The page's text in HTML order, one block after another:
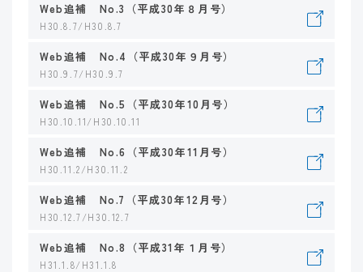
Web追補 No.3（平成30年８月号）
H30.8.7/H30.8.7
Web追補 No.4（平成30年９月号）
H30.9.7/H30.9.7
Web追補 No.5（平成30年10月号）
H30.10.11/H30.10.11
Web追補 No.6（平成30年11月号）
H30.11.2/H30.11.2
Web追補 No.7（平成30年12月号）
H30.12.7/H30.12.7
Web追補 No.8（平成31年１月号）
H31.1.8/H31.1.8